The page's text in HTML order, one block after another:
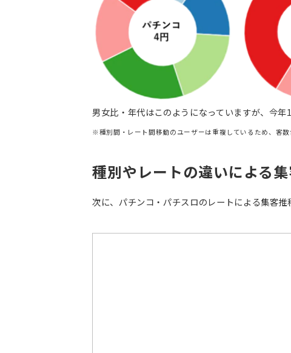
男女比・年代はこのようになっていますが、今
※種別間・レート間移動のユーザーは重複しているため、客数
種別やレートの違いによる
次に、パチンコ・パチスロのレートによる集客推